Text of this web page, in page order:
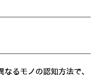
なるモノの認知方法で、